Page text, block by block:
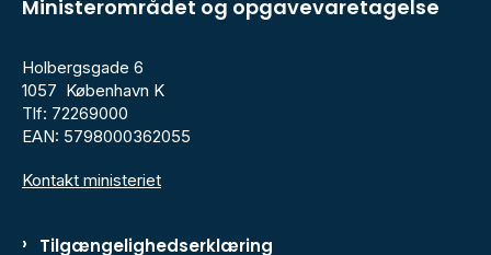
Ministerområdet og opgavevaretagelse
Holbergsgade 6
1057 København K
Tlf: 72269000
EAN: 5798000362055
Kontakt ministeriet
Tilgængelighedserklæring